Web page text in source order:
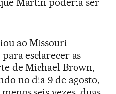
Martin poderia ser
ao Missouri
esclarecer as
de Michael Brown,
no dia 9 de agosto,